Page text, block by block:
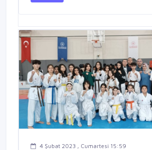
4 Şubat 2023 , Cumartesi 15:59